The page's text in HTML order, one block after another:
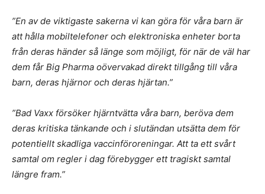
”En av de viktigaste sakerna vi kan göra för våra barn är
att hålla mobiltelefoner och elektroniska enheter borta
från deras händer så länge som möjligt, för när de väl har
dem får Big Pharma oövervakad direkt tillgång till våra
barn, deras hjärnor och deras hjärtan.”
”Bad Vaxx försöker hjärntvätta våra barn, beröva dem
deras kritiska tänkande och i slutändan utsätta dem för
potentiellt skadliga vaccinföroreningar. Att ta ett svårt
samtal om regler i dag förebygger ett tragiskt samtal
längre fram.”